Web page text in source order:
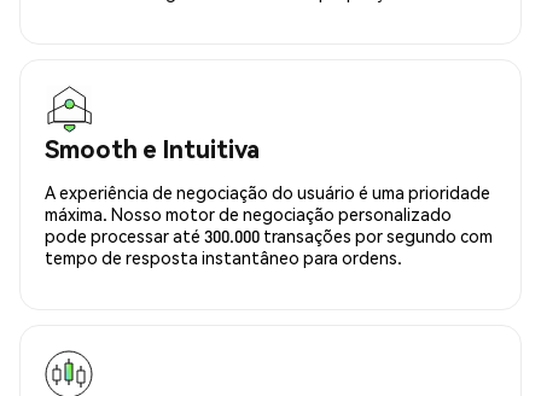
Smooth e Intuitiva
A experiência de negociação do usuário é uma prioridade
máxima. Nosso motor de negociação personalizado
pode processar até 300.000 transações por segundo com
tempo de resposta instantâneo para ordens.